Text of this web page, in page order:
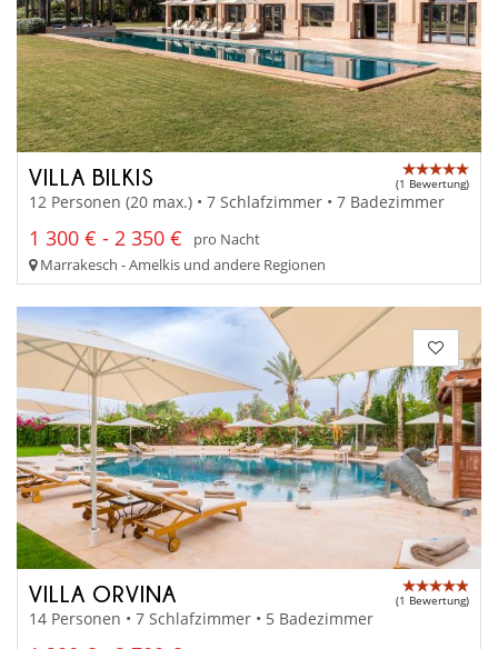
VILLA BILKIS (1 Bewertung)
12 Personen (20 max.) • 7 Schlafzimmer • 7 Badezimmer
1 300 € - 2 350 €
pro Nacht
Marrakesch - Amelkis und andere Regionen
VILLA ORVINA (1 Bewertung)
14 Personen • 7 Schlafzimmer • 5 Badezimmer